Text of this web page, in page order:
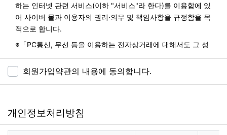
하는 인터넷 관련 서비스(이하 "서비스"라 한다)를 이용함에 있
어 사이버 몰과 이용자의 권리·의무 및 책임사항을 규정함을 목
적으로 합니다.
※「PC통신, 무선 등을 이용하는 전자상거래에 대해서도 그 성
제2조 정의
비를 이용하여 재화 등을 거래할 수 있도록 설정한 가상
의 영업장을 말하며, 아울러 사이버몰을 운영하는 사업
회원가입약관의 내용에 동의합니다.
개인정보처리방침